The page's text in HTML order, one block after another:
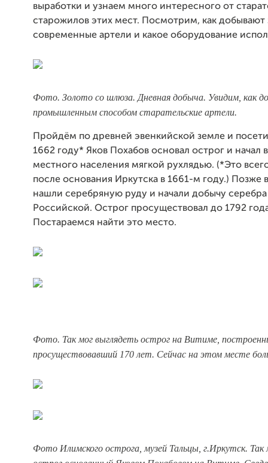
выработки и узнаем много интересного от
старожилов этих мест. Посмотрим, как добывают
современные артели и какое оборудование
Фото. Золото со шлюза. Дневная добыча. Увидим, как
промышленным способом старательские артели.
Пройдём по древней эвенкийской земле и
1662 году* Яков Похабов основал острог и начал
местного населения мягкой рухлядью. (*Это
после основания Иркутска в 1661-м году.) Позже
нашли серебряную руду и начали добычу серебра
Российской. Острог просуществовал до 1792
Постараемся найти это место.
Фото. Так мог выглядеть острог на Витиме,
просуществовавший 170 лет. Сейчас на этом месте
Фото Илимского острога, музей Тальцы, г.Иркутск. Так